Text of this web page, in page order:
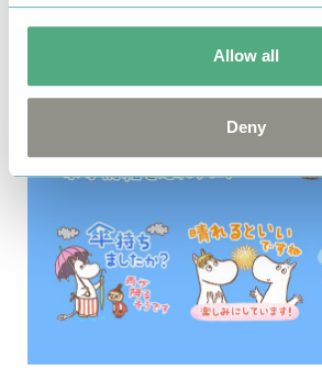
Allow all
Deny